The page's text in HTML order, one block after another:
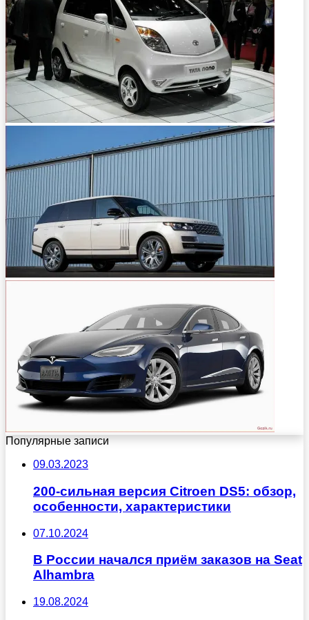
Популярные записи
09.03.2023
200-сильная версия Citroen DS5: обзор,
особенности, характеристики
07.10.2024
В России начался приём заказов на Seat
Alhambra
19.08.2024